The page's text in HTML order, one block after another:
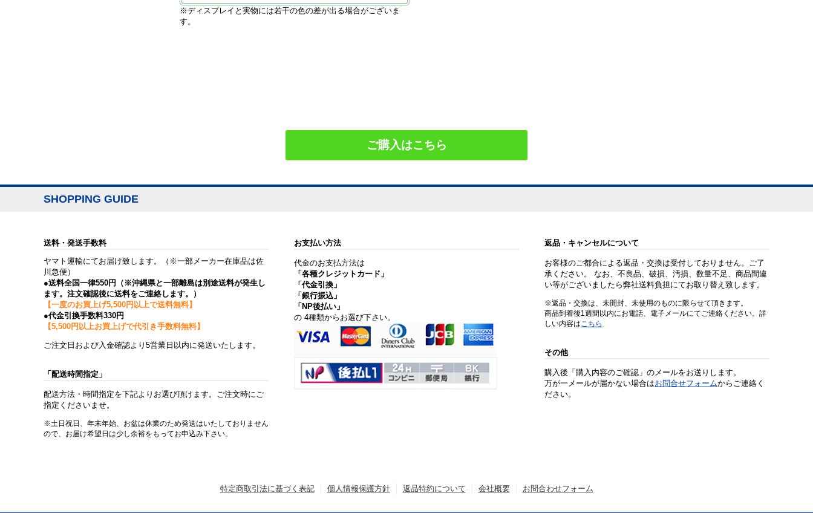
※ディスプレイと実物には若干の色の差が出る場合がございま
す。
ご購入はこちら
SHOPPING GUIDE
送料・発送手数料
ヤマト運輸にてお届け致します。（※一部メーカー在庫品は佐
川急便）
●送料全国一律550円（※沖縄県と一部離島は別途送料が発生し
ます。注文確認後に送料をご連絡します。）
【一度のお買上げ5,500円以上で送料無料】
●代金引換手数料330円
【5,500円以上お買上げで代引き手数料無料】
ご注文日および入金確認より5営業日以内に発送いたします。
「配送時間指定」
配送方法・時間指定を下記よりお選び頂けます。ご注文時にご
指定くださいませ。
※土日祝日、年末年始、お盆は休業のため発送はいたしておりません
ので、お届け希望日は少し余裕をもってお申込み下さい。
お支払い方法
代金のお支払方法は
「各種クレジットカード」
「代金引換」
「銀行振込」
「NP後払い」
の 4種類からお選び下さい。
返品・キャンセルについて
お客様のご都合による返品・交換は受付しておりません。ご了
承ください。 なお、不良品、破損、汚損、数量不足、商品間違
い等がございましたら弊社送料負担にてお取り替え致します。
※返品・交換は、未開封、未使用のものに限らせて頂きます。
商品到着後1週間以内にお電話、電子メールにてご連絡ください。詳
しい内容はこちら
その他
購入後「購入内容のご確認」のメールをお送りします。
万が一メールが届かない場合はお問合せフォームからご連絡く
ださい。
特定商取引法に基づく表記 個人情報保護方針 返品特約について 会社概要 お問合わせフォーム